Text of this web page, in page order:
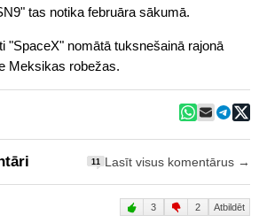
tas notika februāra sākumā.
"SpaceX" nomātā tuksnešainā rajonā
Meksikas robežas.
11 Lasīt visus komentārus →
3 2 Atbildēt